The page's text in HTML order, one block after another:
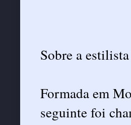
Sobre a
Formada em
seguinte foi